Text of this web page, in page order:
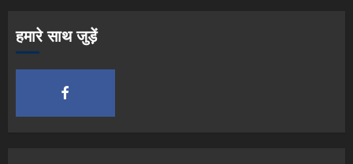
हमारे साथ जुड़ें